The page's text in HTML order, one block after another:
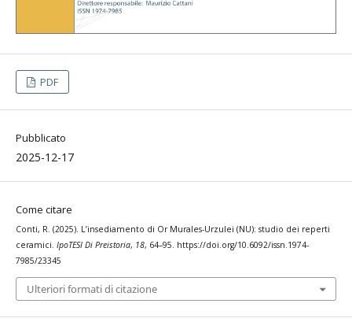
PDF
Pubblicato
2025-12-17
Come citare
Conti, R. (2025). L’insediamento di Or Murales-Urzulei (NU): studio dei reperti
ceramici. IpoTESI Di Preistoria, 18, 64–95. https://doi.org/10.6092/issn.1974-
7985/23345
Ulteriori formati di citazione